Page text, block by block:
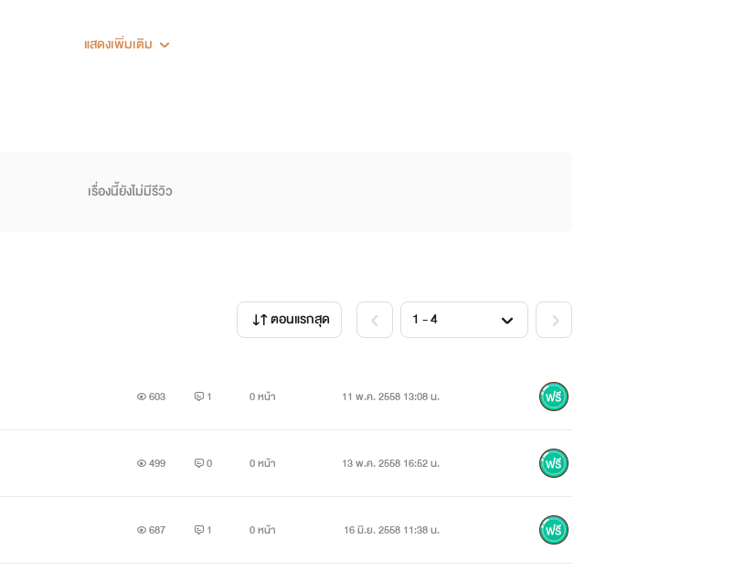
แนะนำตัวละคร
บาส กิตติชัย นิตชยะกุล อยู่ชั้นม.6
แสดงเพิ่มเติม
เรื่องนี้ยังไม่มีรีวิว
ตอนแรกสุด
603 1 0 หน้า 11 พ.ค. 2558 13:08 น.
499 0 0 หน้า 13 พ.ค. 2558 16:52 น.
687 1 0 หน้า 16 มิ.ย. 2558 11:38 น.